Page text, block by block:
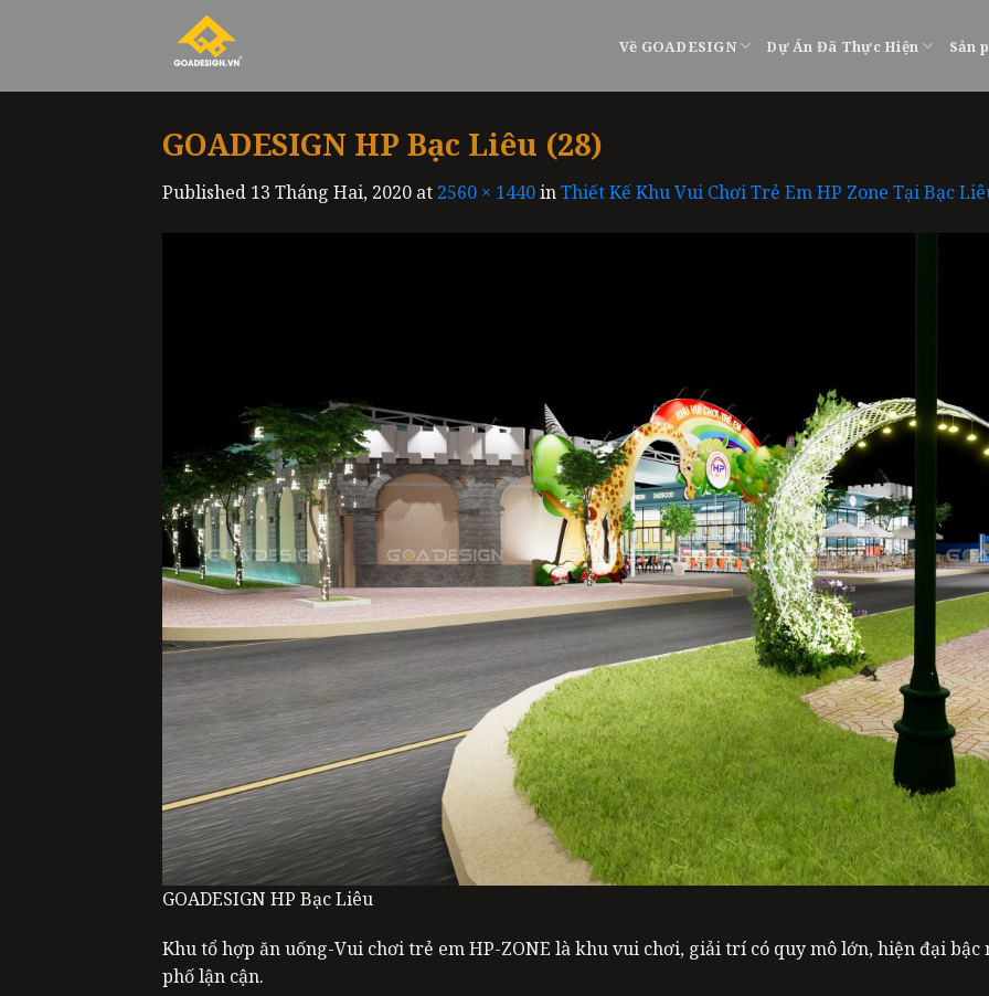
Về GOADESIGN Dự Án Đã Thực Hiện Sản
GOADESIGN HP Bạc Liêu (28)
Published 13 Tháng Hai, 2020 at 2560 × 1440inThiết Kế Khu Vui Chơi Trẻ Em HP Zone Tại Bạc
GOADESIGN HP Bạc Liêu
Khu tổ hợp ăn uống-Vui chơi trẻ em HP-ZONE là khu vui chơi, giải trí có quy mô lớn, hiện đại
phố lận cận.